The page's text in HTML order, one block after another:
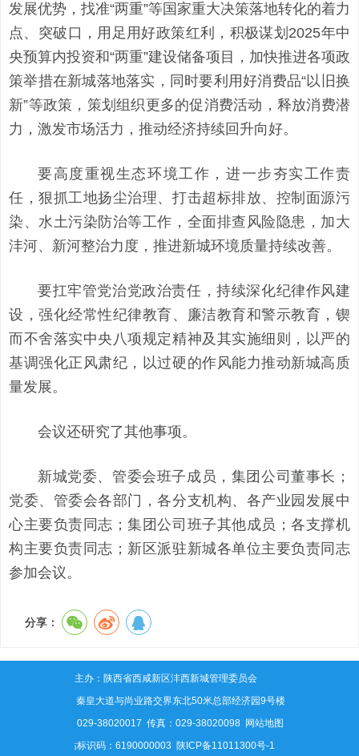
发展优势，找准“两重”等国家重大决策落地转化的着力
点、突破口，用足用好政策红利，积极谋划2025年中
央预算内投资和“两重”建设储备项目，加快推进各项政
策举措在新城落地落实，同时要利用好消费品“以旧换
新”等政策，策划组织更多的促消费活动，释放消费潜
力，激发市场活力，推动经济持续回升向好。
要高度重视生态环境工作，进一步夯实工作责
任，狠抓工地扬尘治理、打击超标排放、控制面源污
染、水土污染防治等工作，全面排查风险隐患，加大
沣河、新河整治力度，推进新城环境质量持续改善。
要扛牢管党治党政治责任，持续深化纪律作风建
设，强化经常性纪律教育、廉洁教育和警示教育，锲
而不舍落实中央八项规定精神及其实施细则，以严的
基调强化正风肃纪，以过硬的作风能力推动新城高质
量发展。
会议还研究了其他事项。
新城党委、管委会班子成员，集团公司董事长；
党委、管委会各部门，各分支机构、各产业园发展中
心主要负责同志；集团公司班子其他成员；各支撑机
构主要负责同志；新区派驻新城各单位主要负责同志
参加会议。
分享：
主办：陕西省西咸新区沣西新城管理委员会
地址：秦皇大道与尚业路交界东北50米总部经济园9号楼
电话：029-38020017 传真：029-38020098 网站地图
网站标识码：6190000003 陕ICP备11011300号-1